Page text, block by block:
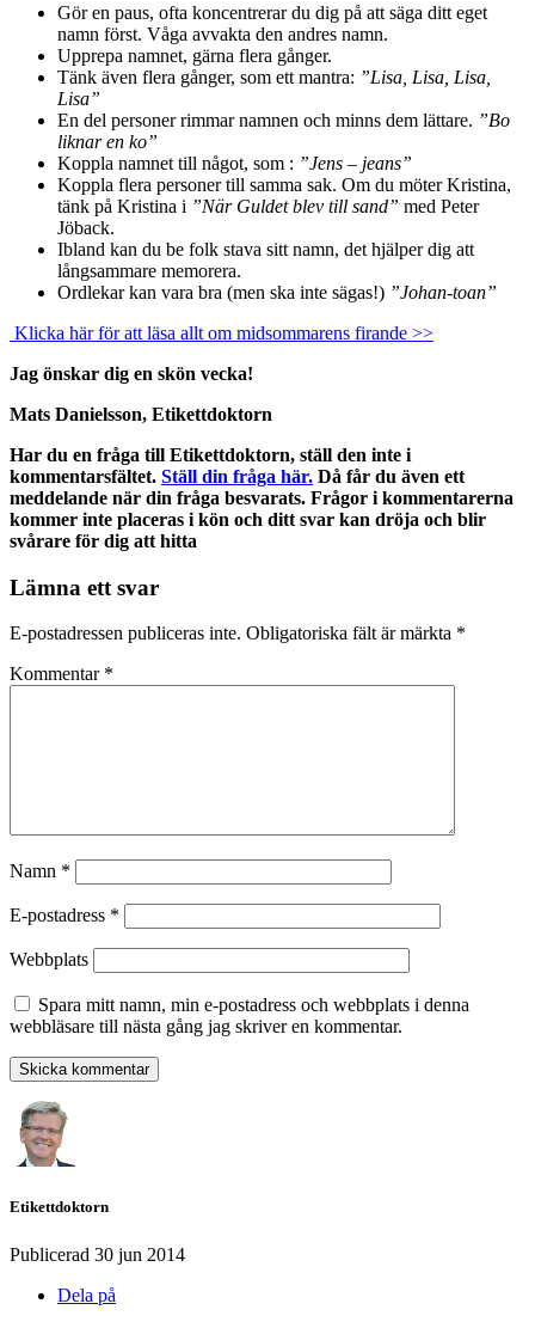
Gör en paus, ofta koncentrerar du dig på att säga ditt eget
namn först. Våga avvakta den andres namn.
Upprepa namnet, gärna flera gånger.
Tänk även flera gånger, som ett mantra: ”Lisa, Lisa, Lisa,
Lisa”
En del personer rimmar namnen och minns dem lättare. ”Bo
liknar en ko”
Koppla namnet till något, som : ”Jens – jeans”
Koppla flera personer till samma sak. Om du möter Kristina,
tänk på Kristina i ”När Guldet blev till sand” med Peter
Jöback.
Ibland kan du be folk stava sitt namn, det hjälper dig att
långsammare memorera.
Ordlekar kan vara bra (men ska inte sägas!) ”Johan-toan”
Klicka här för att läsa allt om midsommarens firande >>
Jag önskar dig en skön vecka!
Mats Danielsson, Etikettdoktorn
Har du en fråga till Etikettdoktorn, ställ den inte i
kommentarsfältet. Ställ din fråga här. Då får du även ett
meddelande när din fråga besvarats. Frågor i kommentarerna
kommer inte placeras i kön och ditt svar kan dröja och blir
svårare för dig att hitta
Lämna ett svar
E-postadressen publiceras inte. Obligatoriska fält är märkta *
Kommentar *
Namn *
E-postadress *
Webbplats
Spara mitt namn, min e-postadress och webbplats i denna
webbläsare till nästa gång jag skriver en kommentar.
Etikettdoktorn
Publicerad 30 jun 2014
Dela på